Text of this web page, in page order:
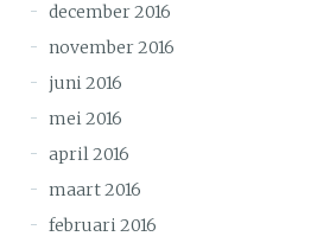
december 2016
november 2016
juni 2016
mei 2016
april 2016
maart 2016
februari 2016